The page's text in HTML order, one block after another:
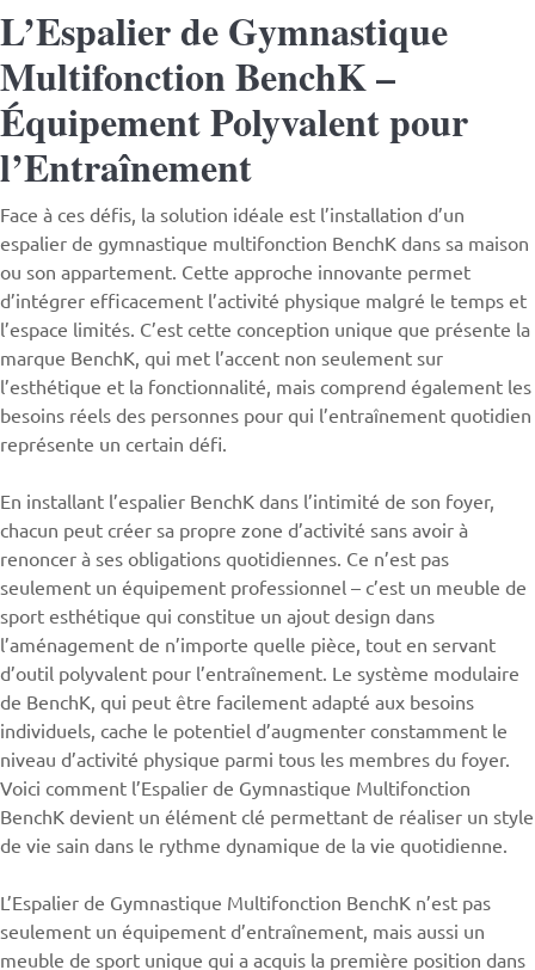
L’Espalier de Gymnastique
Multifonction BenchK –
Équipement Polyvalent pour
l’Entraînement
Face à ces défis, la solution idéale est l’installation d’un
espalier de gymnastique multifonction BenchK dans sa maison
ou son appartement. Cette approche innovante permet
d’intégrer efficacement l’activité physique malgré le temps et
l’espace limités. C’est cette conception unique que présente la
marque BenchK, qui met l’accent non seulement sur
l’esthétique et la fonctionnalité, mais comprend également les
besoins réels des personnes pour qui l’entraînement quotidien
représente un certain défi.
En installant l’espalier BenchK dans l’intimité de son foyer,
chacun peut créer sa propre zone d’activité sans avoir à
renoncer à ses obligations quotidiennes. Ce n’est pas
seulement un équipement professionnel – c’est un meuble de
sport esthétique qui constitue un ajout design dans
l’aménagement de n’importe quelle pièce, tout en servant
d’outil polyvalent pour l’entraînement. Le système modulaire
de BenchK, qui peut être facilement adapté aux besoins
individuels, cache le potentiel d’augmenter constamment le
niveau d’activité physique parmi tous les membres du foyer.
Voici comment l’Espalier de Gymnastique Multifonction
BenchK devient un élément clé permettant de réaliser un style
de vie sain dans le rythme dynamique de la vie quotidienne.
L’Espalier de Gymnastique Multifonction BenchK n’est pas
seulement un équipement d’entraînement, mais aussi un
meuble de sport unique qui a acquis la première position dans